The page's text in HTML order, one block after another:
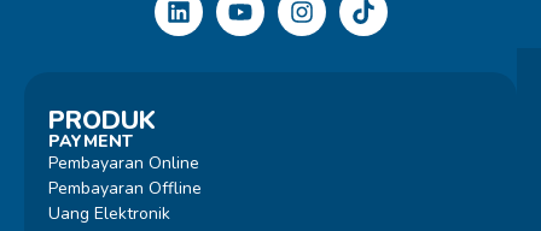
PRODUK
PAYMENT
Pembayaran Online
Pembayaran Offline
Uang Elektronik